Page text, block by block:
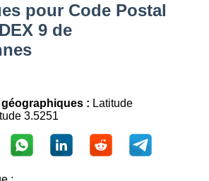
pour Code Postal
9 de
: Latitude
3.5251